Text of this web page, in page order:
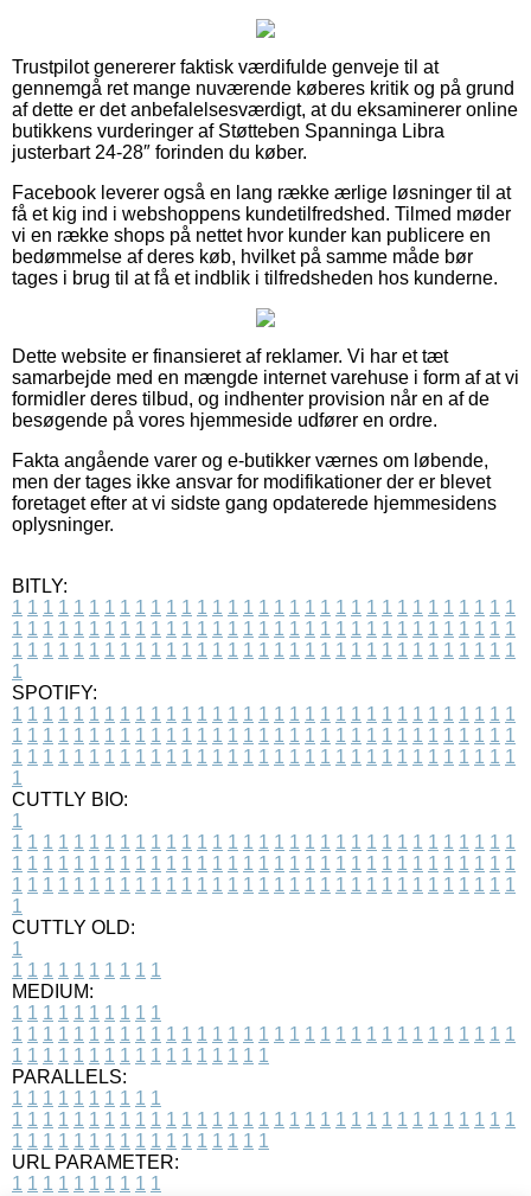
Trustpilot genererer faktisk værdifulde genveje til at
gennemgå ret mange nuværende køberes kritik og på grund
af dette er det anbefalelsesværdigt, at du eksaminerer online
butikkens vurderinger af Støtteben Spanninga Libra
justerbart 24-28″ forinden du køber.
Facebook leverer også en lang række ærlige løsninger til at
få et kig ind i webshoppens kundetilfredshed. Tilmed møder
vi en række shops på nettet hvor kunder kan publicere en
bedømmelse af deres køb, hvilket på samme måde bør
tages i brug til at få et indblik i tilfredsheden hos kunderne.
Dette website er finansieret af reklamer. Vi har et tæt
samarbejde med en mængde internet varehuse i form af at vi
formidler deres tilbud, og indhenter provision når en af de
besøgende på vores hjemmeside udfører en ordre.
Fakta angående varer og e-butikker værnes om løbende,
men der tages ikke ansvar for modifikationer der er blevet
foretaget efter at vi sidste gang opdaterede hjemmesidens
oplysninger.
BITLY:
1 1 1 1 1 1 1 1 1 1 1 1 1 1 1 1 1 1 1 1 1 1 1 1 1 1 1 1 1 1 1 1 1
1 1 1 1 1 1 1 1 1 1 1 1 1 1 1 1 1 1 1 1 1 1 1 1 1 1 1 1 1 1 1 1 1
1 1 1 1 1 1 1 1 1 1 1 1 1 1 1 1 1 1 1 1 1 1 1 1 1 1 1 1 1 1 1 1 1
1
SPOTIFY:
1 1 1 1 1 1 1 1 1 1 1 1 1 1 1 1 1 1 1 1 1 1 1 1 1 1 1 1 1 1 1 1 1
1 1 1 1 1 1 1 1 1 1 1 1 1 1 1 1 1 1 1 1 1 1 1 1 1 1 1 1 1 1 1 1 1
1 1 1 1 1 1 1 1 1 1 1 1 1 1 1 1 1 1 1 1 1 1 1 1 1 1 1 1 1 1 1 1 1
1
CUTTLY BIO:
1
1 1 1 1 1 1 1 1 1 1 1 1 1 1 1 1 1 1 1 1 1 1 1 1 1 1 1 1 1 1 1 1 1
1 1 1 1 1 1 1 1 1 1 1 1 1 1 1 1 1 1 1 1 1 1 1 1 1 1 1 1 1 1 1 1 1
1 1 1 1 1 1 1 1 1 1 1 1 1 1 1 1 1 1 1 1 1 1 1 1 1 1 1 1 1 1 1 1 1
1
CUTTLY OLD:
1
1 1 1 1 1 1 1 1 1 1
MEDIUM:
1 1 1 1 1 1 1 1 1 1
1 1 1 1 1 1 1 1 1 1 1 1 1 1 1 1 1 1 1 1 1 1 1 1 1 1 1 1 1 1 1 1 1
1 1 1 1 1 1 1 1 1 1 1 1 1 1 1 1 1
PARALLELS:
1 1 1 1 1 1 1 1 1 1
1 1 1 1 1 1 1 1 1 1 1 1 1 1 1 1 1 1 1 1 1 1 1 1 1 1 1 1 1 1 1 1 1
1 1 1 1 1 1 1 1 1 1 1 1 1 1 1 1 1
URL PARAMETER:
1 1 1 1 1 1 1 1 1 1